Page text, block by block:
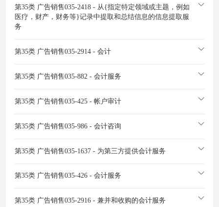
第35类 广告销售035-2418 - 从{指定特定领域或主题，例如
医疗，财产，财务等}记录中提取和总结信息的信息提取服
务
第35类 广告销售035-2914 - 会计
第35类 广告销售035-882 - 会计服务
第35类 广告销售035-425 - 帐户审计
第35类 广告销售035-986 - 会计咨询
第35类 广告销售035-1637 - 为第三方提供会计服务
第35类 广告销售035-426 - 会计服务
第35类 广告销售035-2916 - 兼并和收购的会计服务